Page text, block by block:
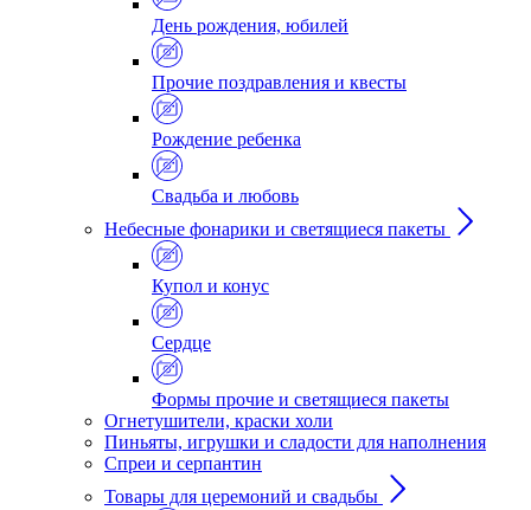
День рождения, юбилей
Прочие поздравления и квесты
Рождение ребенка
Свадьба и любовь
Небесные фонарики и светящиеся пакеты
Купол и конус
Сердце
Формы прочие и светящиеся пакеты
Огнетушители, краски холи
Пиньяты, игрушки и сладости для наполнения
Спреи и серпантин
Товары для церемоний и свадьбы